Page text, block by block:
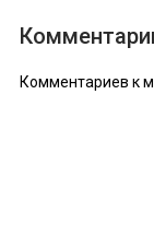
Комментариев к